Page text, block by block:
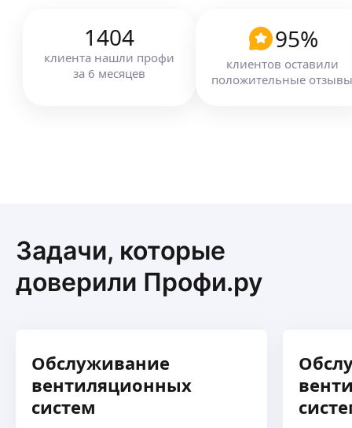
1404
клиента нашли профи
за 6 месяцев
95%
клиентов оставили
положительные отзывы
Задачи, которые
доверили Профи.ру
Обслуживание
вентиляционных
систем